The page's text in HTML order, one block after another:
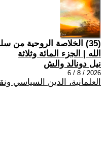
(35) الخلاصة الروحية
الله | الجزء المائة وثلاثة
نيل دونالد والش
2026 / 8 / 6
العلمانية، الدين السياسي